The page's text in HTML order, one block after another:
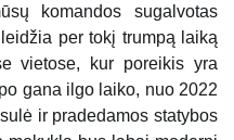
komandos sugalvotas
per tokį trumpą laiką
vietose, kur poreikis yra
gana ilgo laiko, nuo 2022
ir pradedamos statybos